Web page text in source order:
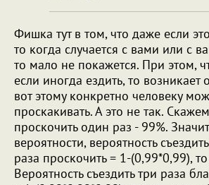
Фишка тут в том, что даже если
то когда случается с вами или с
то мало не покажется. При этом,
если иногда ездить, то
вот этому конкретно человеку
проскакивать. А это не так.
проскочить один раз - 99%.
вероятности, вероятность
раза проскочить = 1-(0,99*0,99),
Вероятность съездить три раза